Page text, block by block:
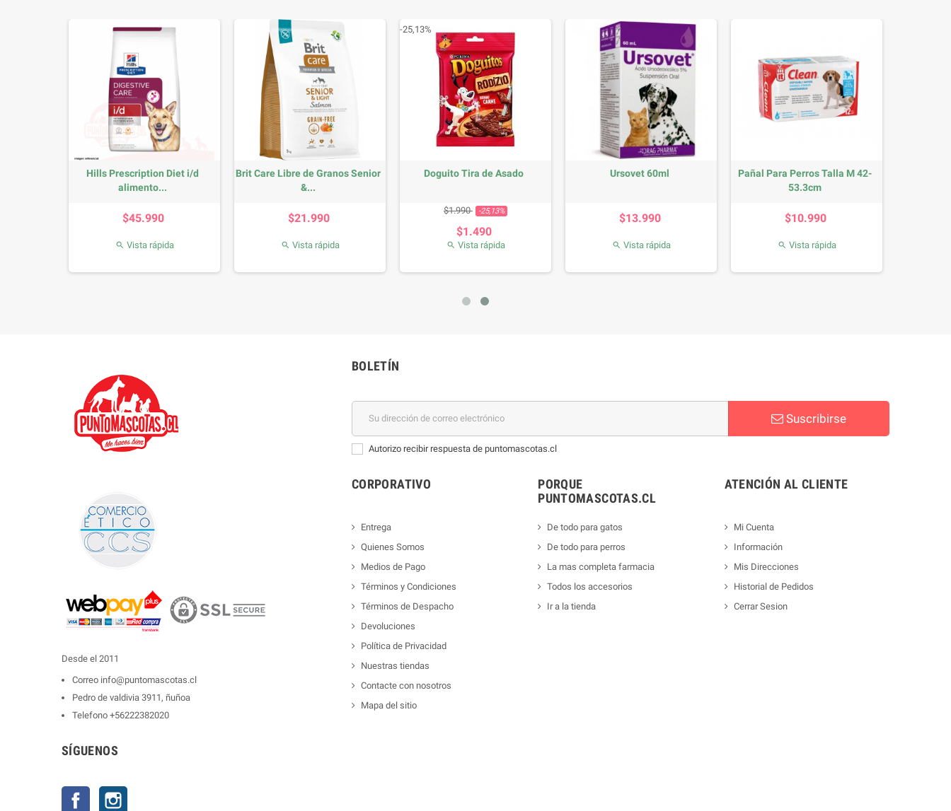
Hills Prescription Diet i/d
alimento...
$45.990
 Vista rápida
Brit Care Libre de Granos Senior
&...
$21.990
 Vista rápida
Doguito Tira de Asado
Precio base
$1.990 -25,13% Precio
$1.490
-25,13%
 Vista rápida
Ursovet 60ml
$13.990
 Vista rápida
Pañal Para Perros Talla M 42-
53.3cm
$10.990
 Vista rápida
Desde el 2011
Correo info@puntomascotas.cl
Pedro de valdivia 3911, ñuñoa
Telefono +56222382020
SÍGUENOS
Facebook
BOLETÍN
Suscribirse
Autorizo recibir respuesta de puntomascotas.cl
CORPORATIVO
Entrega
Quienes Somos
Medios de Pago
Términos y Condiciones
Términos de Despacho
Devoluciones
Política de Privacidad
Nuestras tiendas
Contacte con nosotros
Mapa del sitio
PORQUE
PUNTOMASCOTAS.CL
De todo para gatos
De todo para perros
La mas completa farmacia
Todos los accesorios
Ir a la tienda
ATENCIÓN AL CLIENTE
Mi Cuenta
Información
Mis Direcciones
Historial de Pedidos
Cerrar Sesion